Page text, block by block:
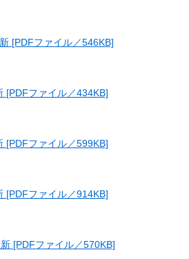
[PDFファイル／546KB]
[PDFファイル／434KB]
[PDFファイル／599KB]
[PDFファイル／914KB]
[PDFファイル／570KB]